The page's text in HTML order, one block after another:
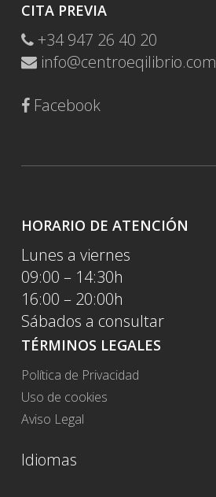
CITA PREVIA
+34 947 26 40 20
info@centroeqilibrio.com
Facebook
HORARIO DE ATENCIÓN
Lunes a viernes
09:00 – 14:30h
16:00 – 20:00h
Sábados a consultar
TÉRMINOS LEGALES
Política de Privacidad
Uso de cookies
Aviso Legal
Idiomas